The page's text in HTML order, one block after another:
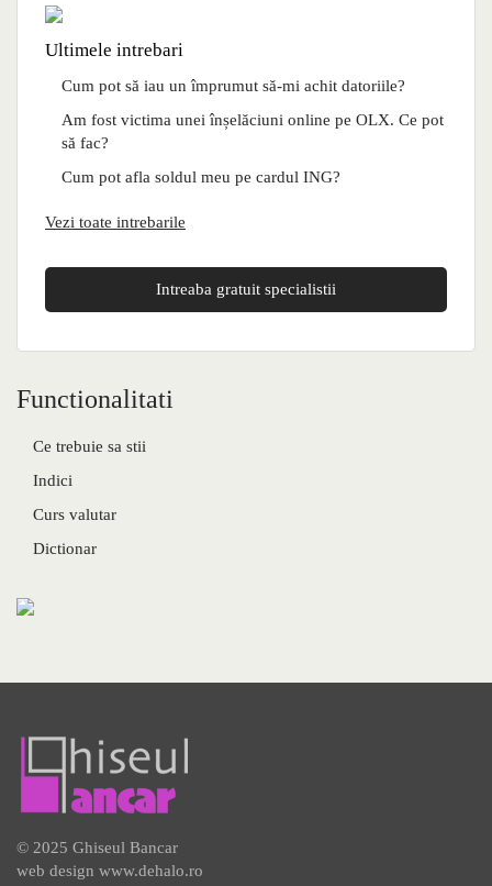
Ultimele intrebari
Cum pot să iau un împrumut să-mi achit datoriile?
Am fost victima unei înșelăciuni online pe OLX. Ce pot
să fac?
Cum pot afla soldul meu pe cardul ING?
Vezi toate intrebarile
Intreaba gratuit specialistii
Functionalitati
Ce trebuie sa stii
Indici
Curs valutar
Dictionar
© 2025 Ghiseul Bancar
web design www.dehalo.ro